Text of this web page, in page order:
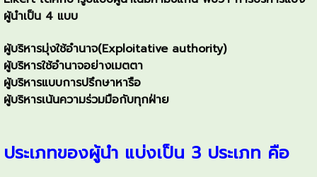
ผู้นำเป็น 4 แบบ
ผู้บริหารมุ่งใช้อำนาจ(Exploitative authority)
ผู้บริหารใช้อำนาจอย่างเมตตา
ผู้บริหารแบบการปรึกษาหารือ
ผู้บริหารเน้นความร่วมมือกับทุกฝ่าย
ประเภทของผู้นำ แบ่งเป็น 3 ประเภท คือ